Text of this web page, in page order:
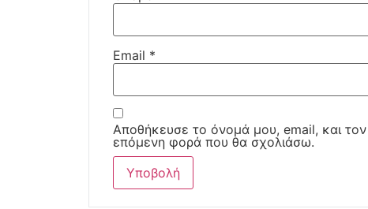
Email *
Αποθήκευσε το όνομά μου, email, και
επόμενη φορά που θα σχολιάσω.